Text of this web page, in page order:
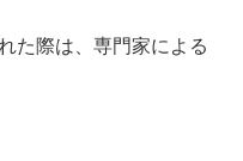
た際は、専門家による